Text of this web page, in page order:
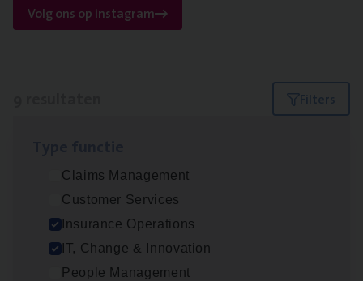
Volg ons op instagram
Filters
Claims Management
Customer Services
Insurance Operations
IT, Change & Innovation
People Management
Test Ana­lyst
IT, Change & Innovation
Antwerpen